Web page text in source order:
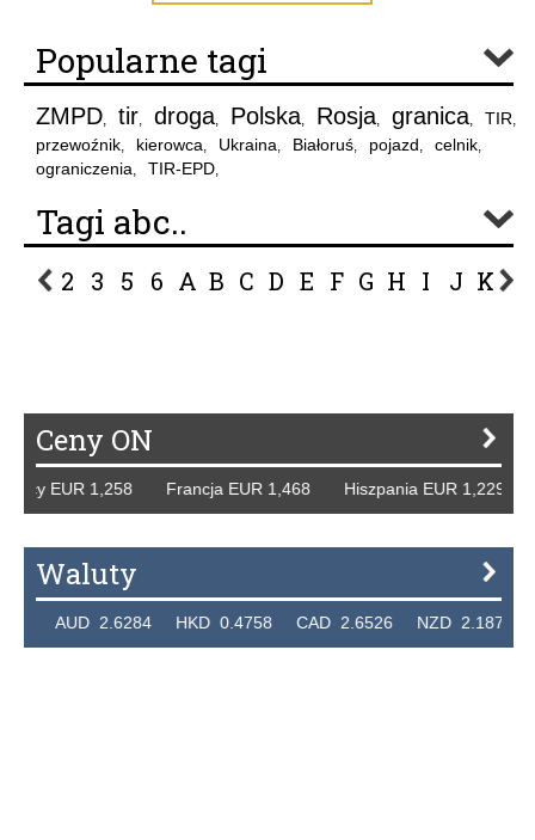
Popularne tagi
ZMPD, tir, droga, Polska, Rosja, granica, TIR,
przewoźnik, kierowca, Ukraina, Białoruś, pojazd, celnik,
ograniczenia, TIR-EPD,
Tagi abc..
2 3 5 6 A B C D E F G H I J K L
Ceny ON
EUR 1,258 Francja EUR 1,468 Hiszpania EUR
Waluty
AUD 2.6284 HKD 0.4758 CAD 2.6526 NZD